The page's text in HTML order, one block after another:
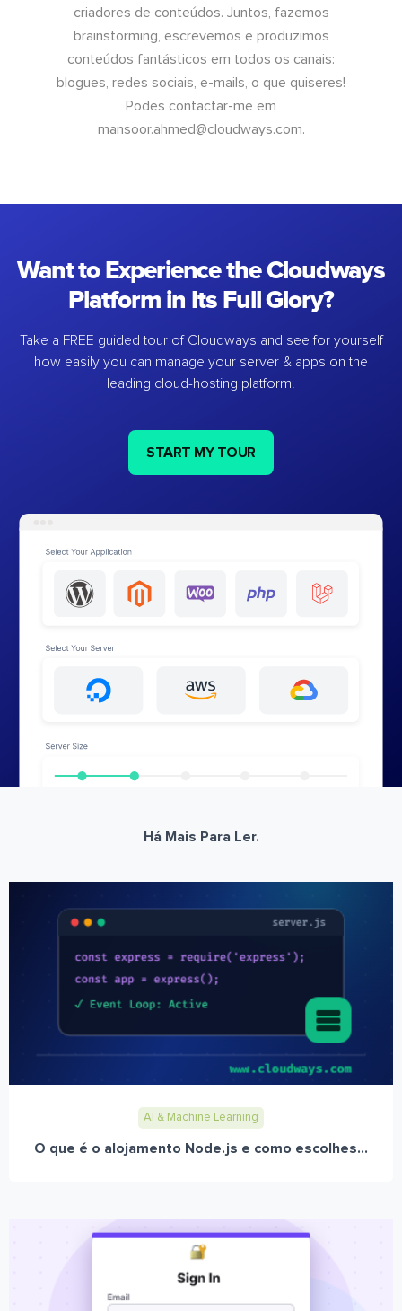
criadores de conteúdos. Juntos, fazemos
brainstorming, escrevemos e produzimos
conteúdos fantásticos em todos os canais:
blogues, redes sociais, e-mails, o que quiseres!
Podes contactar-me em
mansoor.ahmed@cloudways.com.
Want to Experience the Cloudways
Platform in Its Full Glory?
Take a FREE guided tour of Cloudways and see for yourself
how easily you can manage your server & apps on the
leading cloud-hosting platform.
START MY TOUR
Há Mais Para Ler.
AI & Machine Learning
O que é o alojamento Node.js e como escolhes...